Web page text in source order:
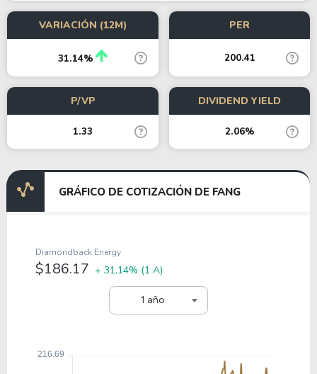
VARIACIÓN (12M)
31.14%
PER
200.41
P/VP
1.33
DIVIDEND YIELD
2.06%
GRÁFICO DE COTIZACIÓN DE FANG
1 año
Diamondback Energy
$186.17 + 31.14% (1 A)